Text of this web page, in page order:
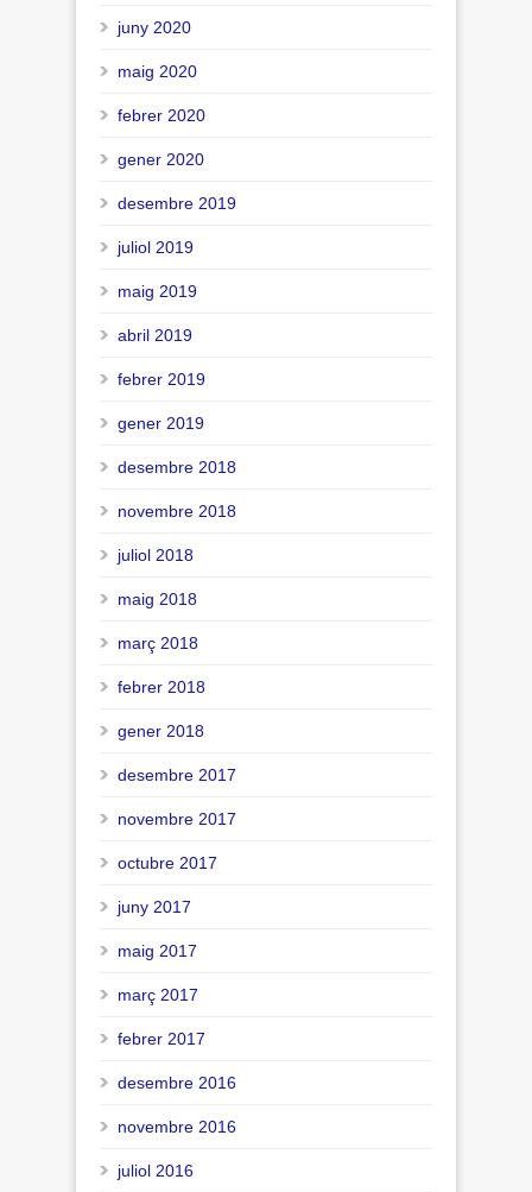
juny 2020
maig 2020
febrer 2020
gener 2020
desembre 2019
juliol 2019
maig 2019
abril 2019
febrer 2019
gener 2019
desembre 2018
novembre 2018
juliol 2018
maig 2018
març 2018
febrer 2018
gener 2018
desembre 2017
novembre 2017
octubre 2017
juny 2017
maig 2017
març 2017
febrer 2017
desembre 2016
novembre 2016
juliol 2016